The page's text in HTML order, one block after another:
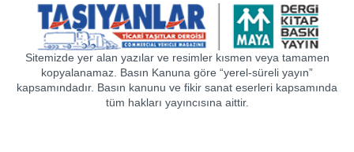
Sitemizde yer alan yazılar ve resimler kısmen veya tamamen
kopyalanamaz. Basın Kanuna göre “yerel-süreli yayın”
kapsamındadır. Basın kanunu ve fikir sanat eserleri kapsamında
tüm hakları yayıncısına aittir.